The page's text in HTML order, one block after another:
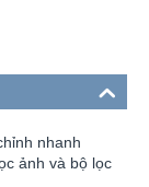
nhanh
ảnh và bộ lọc